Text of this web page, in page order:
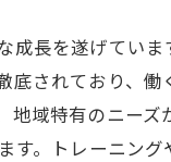
長を遂げてい
されており、
域特有のニー
。トレーニン